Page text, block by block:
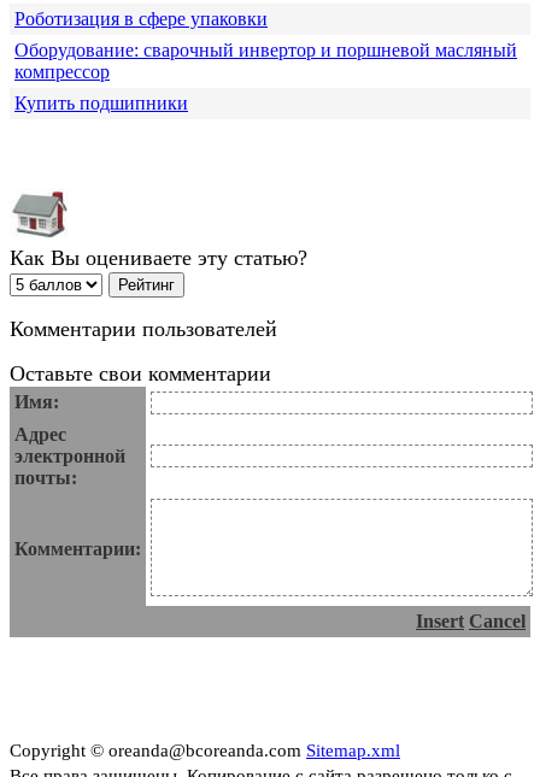
Роботизация в сфере упаковки
Оборудование: сварочный инвертор и поршневой масляный
компрессор
Купить подшипники
Как Вы оцениваете эту статью?
Комментарии пользователей
Оставьте свои комментарии
Имя:
Адрес
электронной
почты:
Комментарии:
Insert Cancel
Copyright © oreanda@bcoreanda.com Sitemap.xml